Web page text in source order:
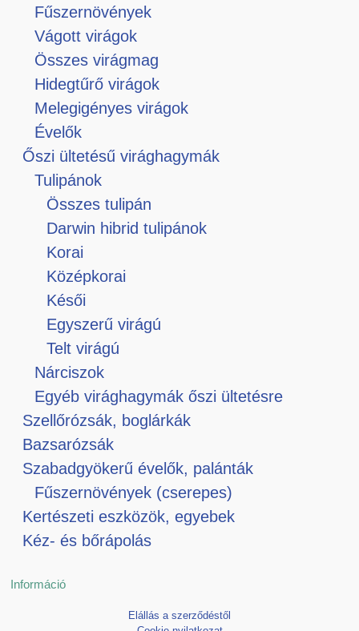
Fűszernövények
Vágott virágok
Összes virágmag
Hidegtűrő virágok
Melegigényes virágok
Évelők
Őszi ültetésű virághagymák
Tulipánok
Összes tulipán
Darwin hibrid tulipánok
Korai
Középkorai
Késői
Egyszerű virágú
Telt virágú
Nárciszok
Egyéb virághagymák őszi ültetésre
Szellőrózsák, boglárkák
Bazsarózsák
Szabadgyökerű évelők, palánták
Fűszernövények (cserepes)
Kertészeti eszközök, egyebek
Kéz- és bőrápolás
Információ
Elállás a szerződéstől